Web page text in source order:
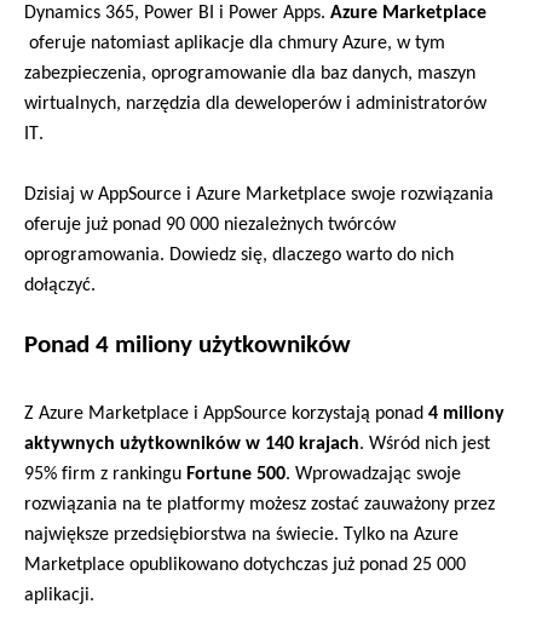
Dynamics 365, Power BI i Power Apps. Azure Marketpl ace
oferuje natomiast aplikacje dla chmury Azure,
zabezpieczenia, oprogramowanie dla baz danych, maszyn
wirtualnych, narzędzia dla deweloperów i administratorów
IT.
Dzisiaj w AppSource i Azure Marketplace swoje rozwiązania
oferuje już ponad 90 000 niezależnych twórców
oprogramowania. Dowiedz się, dlaczego warto do nich
dołączyć.
Ponad 4 miliony użytkowników
Z Azure Marketplace i AppSource korzystają ponad 4 miliony
aktywnych użytkowników w 140 krajach. Wśród nich jest
95% firm z rankingu Fortune 500. Wprowadzając swoje
rozwiązania na te platformy możesz zostać zauważony przez
największe przedsiębiorstwa na świecie. Tylko na Azure
Marketplace opublikowano dotychczas już ponad 25 000
aplikacji.